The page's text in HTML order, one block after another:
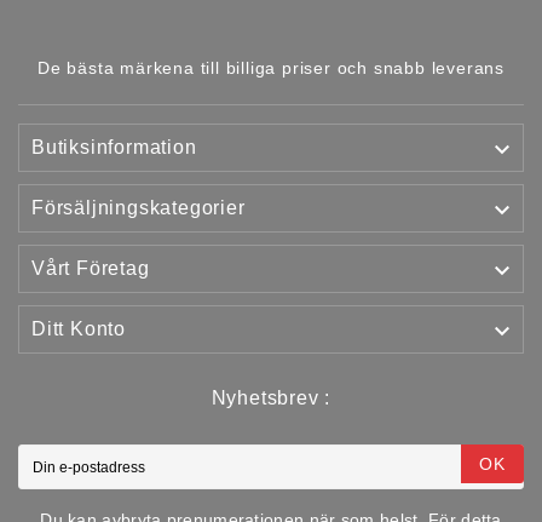
De bästa märkena till billiga priser och snabb leverans
Butiksinformation 
Försäljningskategorier 
Vårt Företag 
Ditt Konto 
Nyhetsbrev :
OK